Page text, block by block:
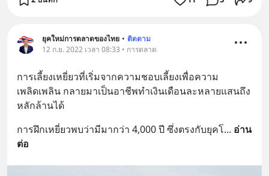
ยุคใหม่การตลาดของไทย • ติดตาม
12 ก.ย. 2022 เวลา 08:33 • การตลาด
การเลี้ยงเหยี่ยวที่เริ่มจากความชอบเลี้ยงเพื่อความ
เพลิดเพลิน กลายมาเป็นอาชีพทำเงินเดือนละหลายแสนถึง
หลักล้านได้
การฝึกเหยี่ยวพบว่ามีมากว่า 4,000 ปี ซึ่งตรงกับยุคโ... อ่าน
ต่อ